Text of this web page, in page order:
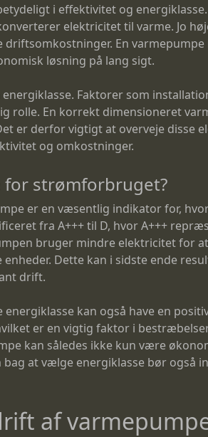
i effektivitet og
elektricitet til varme. Jo
En varmepumpe
løsning på lang sigt.
Faktorer som
rolle. En korrekt dimensioneret
er derfor vigtigt at overveje disse
og omkostninger.
for strømforbruget?
er en væsentlig indikator for,
fra A+++ til D, hvor A+++
bruger mindre elektricitet for
Dette kan i sidste ende
drift.
energiklasse kan også have en
er en vigtig faktor i
kan således ikke kun være
at vælge energiklasse bør også
af